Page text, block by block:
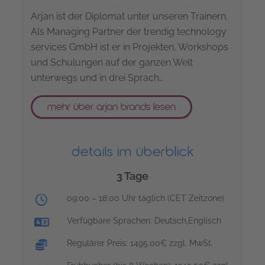
Arjan ist der Diplomat unter unseren Trainern.
Als Managing Partner der trendig technology
services GmbH ist er in Projekten, Workshops
und Schulungen auf der ganzen Welt
unterwegs und in drei Sprach…
mehr über arjan brands lesen
details im überblick
3 Tage
Trainingsuhrzeiten:
09:00 – 18:00 Uhr täglich (CET Zeitzone)
Verfügbare Sprachen: Deutsch,Englisch
Regulärer Preis: 1495.00€ zzgl. MwSt.